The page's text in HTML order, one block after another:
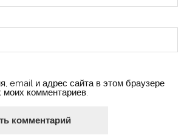
email и адрес сайта в этом браузере
комментариев.